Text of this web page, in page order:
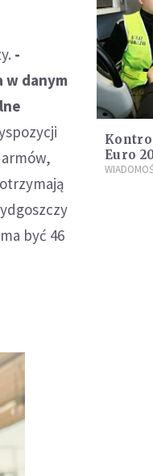
-
w danym
być 46
Euro